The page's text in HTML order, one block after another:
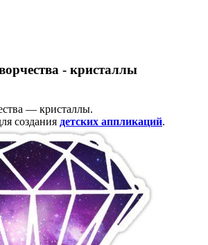
- кристаллы
— кристаллы.
создания детских аппликаций.